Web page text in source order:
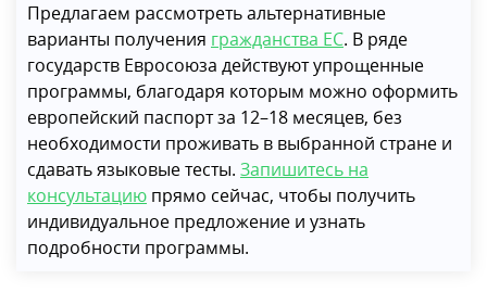
Предлагаем рассмотреть альтернативные
варианты получения гражданства ЕС. В ряде
государств Евросоюза действуют упрощенные
программы, благодаря которым можно оформить
европейский паспорт за 12–18 месяцев, без
необходимости проживать в выбранной стране и
сдавать языковые тесты. Запишитесь на
консультацию прямо сейчас, чтобы получить
индивидуальное предложение и узнать
подробности программы.